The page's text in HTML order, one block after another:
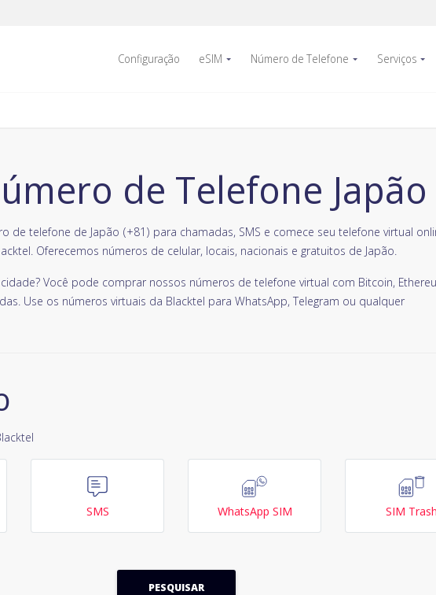
Configuração eSIM Número de Telefone Serviços
de Telefone Japão
de telefone de Japão (+81) para chamadas, SMS e comece seu telefone virtual
Oferecemos números de celular, locais, nacionais e gratuitos de Japão.
Você pode comprar nossos números de telefone virtual com Bitcoin,
Use os números virtuais da Blacktel para WhatsApp, Telegram ou qualquer
SMS WhatsApp SIM SIM Trash
PESQUISAR